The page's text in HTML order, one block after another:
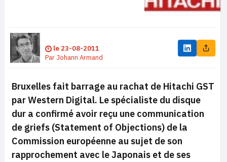
le 23-08-2011
Par Johann Armand
Bruxelles fait barrage au rachat de Hitachi GST
par Western Digital. Le spécialiste du disque
dur a confirmé avoir reçu une communication
de griefs (Statement of Objections) de la
Commission européenne au sujet de son
rapprochement avec le Japonais et de ses